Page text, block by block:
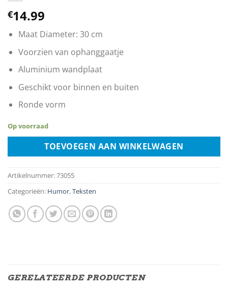
€14.99
Maat Diameter: 30 cm
Voorzien van ophanggaatje
Aluminium wandplaat
Geschikt voor binnen en buiten
Ronde vorm
Op voorraad
TOEVOEGEN AAN WINKELWAGEN
Artikelnummer:73055
Categorieën: Humor,Teksten
GERELATEERDE PRODUCTEN